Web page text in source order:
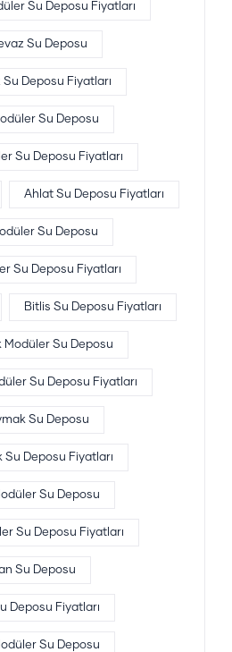
Su Deposu Fiyatları
Su Deposu
Deposu Fiyatları
Su Deposu
Su Deposu Fiyatları
Ahlat Su Deposu Fiyatları
Su Deposu
Su Deposu Fiyatları
Bitlis Su Deposu Fiyatları
Modüler Su Deposu
Su Deposu Fiyatları
Su Deposu
Su Deposu Fiyatları
Su Deposu
Su Deposu Fiyatları
Su Deposu
Deposu Fiyatları
Su Deposu